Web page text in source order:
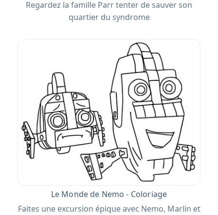
Regardez la famille Parr tenter de sauver son
quartier du syndrome
Le Monde de Nemo - Coloriage
Faites une excursion épique avec Nemo, Marlin et